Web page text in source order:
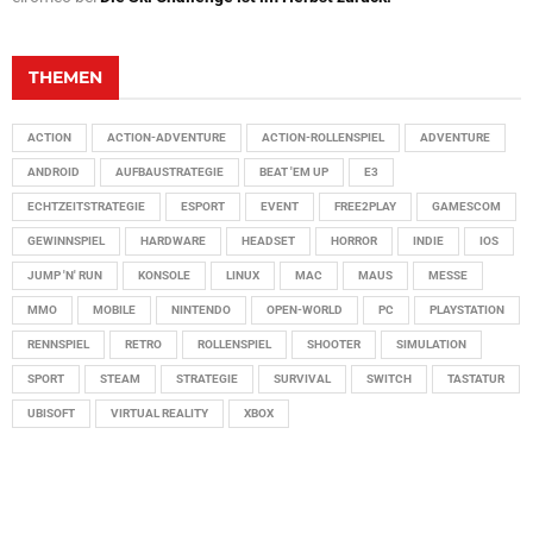
THEMEN
ACTION ACTION-ADVENTURE ACTION-ROLLENSPIEL ADVENTURE
ANDROID AUFBAUSTRATEGIE BEAT 'EM UP E3
ECHTZEITSTRATEGIE ESPORT EVENT FREE2PLAY GAMESCOM
GEWINNSPIEL HARDWARE HEADSET HORROR INDIE IOS
JUMP 'N' RUN KONSOLE LINUX MAC MAUS MESSE
MMO MOBILE NINTENDO OPEN-WORLD PC PLAYSTATION
RENNSPIEL RETRO ROLLENSPIEL SHOOTER SIMULATION
SPORT STEAM STRATEGIE SURVIVAL SWITCH TASTATUR
UBISOFT VIRTUAL REALITY XBOX